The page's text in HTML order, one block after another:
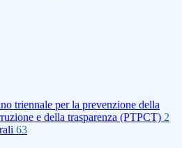
triennale per la prevenzione della
e della trasparenza (PTPCT) 2
63